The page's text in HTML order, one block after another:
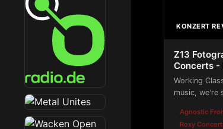
KONZERT
Z13
Concerts -
Working
music, we're
Agnostic
Roxy